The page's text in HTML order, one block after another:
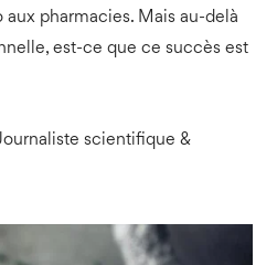
aux pharmacies. Mais au-delà
est-ce que ce succès est
scientifique &